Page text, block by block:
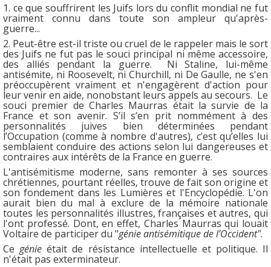
1. ce que souffrirent les Juifs lors du conflit mondial ne fut
vraiment connu dans toute son ampleur qu'après-
guerre...
2. Peut-être est-il triste ou cruel de le rappeler mais le sort
des Juifs ne fut pas le souci principal ni même accessoire,
des alliés pendant la guerre. Ni Staline, lui-même
antisémite, ni Roosevelt, ni Churchill, ni De Gaulle, ne s'en
préoccupèrent vraiment et n'engagèrent d'action pour
leur venir en aide, nonobstant leurs appels au secours. Le
souci premier de Charles Maurras était la survie de la
France et son avenir. S’il s’en prit nommément à des
personnalités juives bien déterminées pendant
l’Occupation (comme à nombre d'autres), c’est qu’elles lui
semblaient conduire des actions selon lui dangereuses et
contraires aux intérêts de la France en guerre.
L'antisémitisme moderne, sans remonter à ses sources
chrétiennes, pourtant réelles, trouve de fait son origine et
son fondement dans les Lumières et l'Encyclopédie. L'on
aurait bien du mal à exclure de la mémoire nationale
toutes les personnalités illustres, françaises et autres, qui
l'ont professé. Dont, en effet, Charles Maurras qui louait
Voltaire de participer du "génie antisémitique de l’Occident".
Cegénie était de résistance intellectuelle et politique. Il
n'était pas exterminateur.